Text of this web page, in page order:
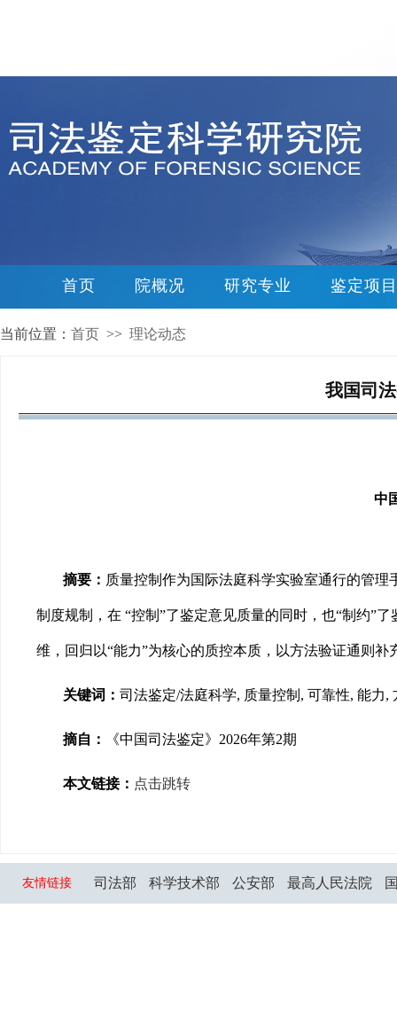
首页 院概况 研究专业 鉴定项目
当前位置： 首页 >> 理论动态
我国司
中
摘要： 质量控制作为国际法庭科学实验室通行的管
制度规制，在 “控制”了鉴定意见质量的同时，也“制约”
维，回归以“能力”为核心的质控本质，以方法验证通则
关键词： 司法鉴定/法庭科学, 质量控制, 可靠性, 能力,
摘自： 《中国司法鉴定》2026年第2期
本文链接： 点击跳转
友情链接 司法部 科学技术部 公安部 最高人民法院